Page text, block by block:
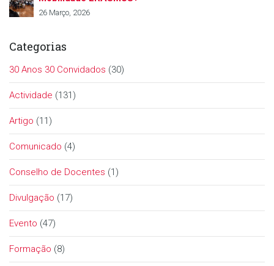
26 Março, 2026
Categorias
30 Anos 30 Convidados (30)
Actividade (131)
Artigo (11)
Comunicado (4)
Conselho de Docentes (1)
Divulgação (17)
Evento (47)
Formação (8)